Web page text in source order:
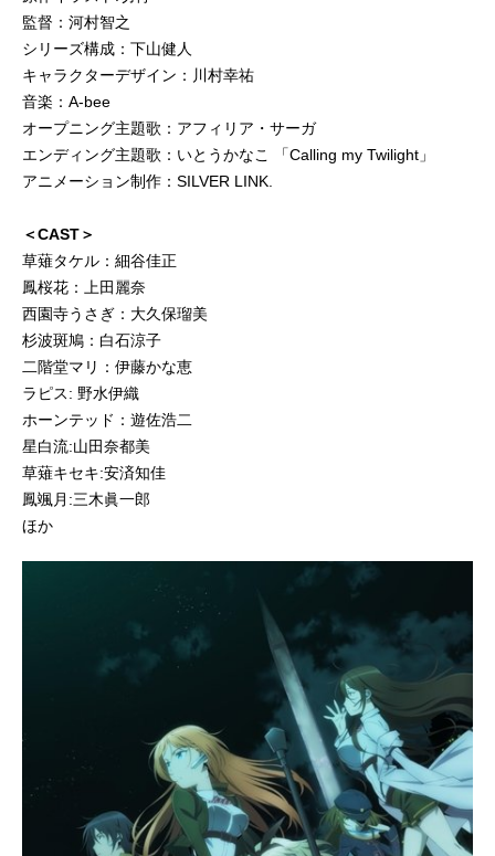
監督：河村智之
シリーズ構成：下山健人
キャラクターデザイン：川村幸祐
音楽：A-bee
オープニング主題歌：アフィリア・サーガ
エンディング主題歌：いとうかなこ 「Calling my Twilight」
アニメーション制作：SILVER LINK.
＜CAST＞
草薙タケル：細谷佳正
鳳桜花：上田麗奈
西園寺うさぎ：大久保瑠美
杉波斑鳩：白石涼子
二階堂マリ：伊藤かな恵
ラピス: 野水伊織
ホーンテッド：遊佐浩二
星白流:山田奈都美
草薙キセキ:安済知佳
鳳颯月:三木眞一郎
ほか